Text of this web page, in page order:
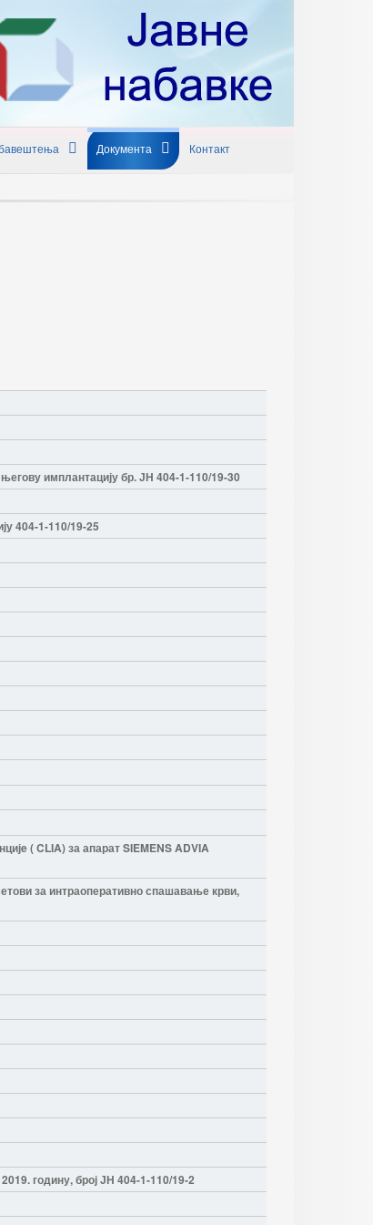
Документа Контакт
имплантацију бр. ЈН 404-1-110/19-30
404-1-110/19-25
( CLIA) за апарат SIEMENS ADVIA
за интраоперативно спашавање крви,
годину, број ЈН 404-1-110/19-2